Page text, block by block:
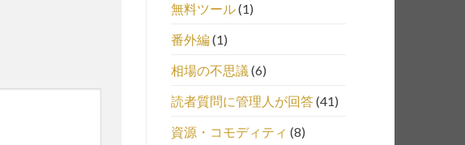
無料ツール(1)
番外編(1)
相場の不思議 (6)
読者質問に管理人が回答(41)
資源・コモディティ (8)